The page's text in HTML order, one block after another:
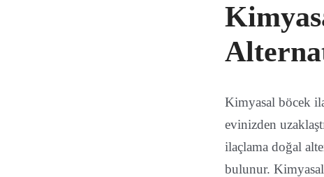
Kimyasal böcek
evinizden
ilaçlama doğal
bulunur. Kimyasal